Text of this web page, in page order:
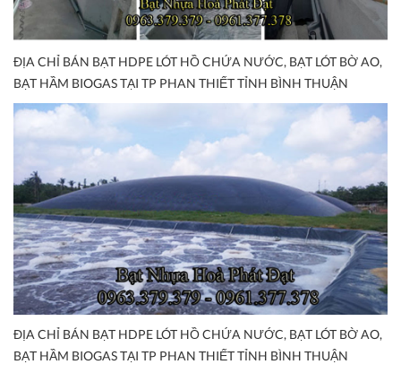
ĐỊA CHỈ BÁN BẠT HDPE LÓT HỒ CHỨA NƯỚC, BẠT LÓT BỜ AO,
BẠT HẦM BIOGAS TẠI TP PHAN THIẾT TỈNH BÌNH THUẬN
ĐỊA CHỈ BÁN BẠT HDPE LÓT HỒ CHỨA NƯỚC, BẠT LÓT BỜ AO,
BẠT HẦM BIOGAS TẠI TP PHAN THIẾT TỈNH BÌNH THUẬN